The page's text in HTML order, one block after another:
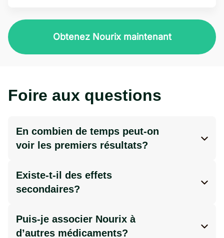
Obtenez Nourix maintenant
Foire aux questions
En combien de temps peut-on
voir les premiers résultats?
personne. Certains ressentent un regain
d’énergie en quelques jours, tandis que les
apparaître après plusieurs semaines,
surtout lorsqu’ils sont accompagnés d’une
Existe-t-il des effets
secondaires?
et est bien toléré par la plupart des
utilisateurs. Toutefois, un inconfort digestif
Puis-je associer Nourix à
d’autres médicaments?